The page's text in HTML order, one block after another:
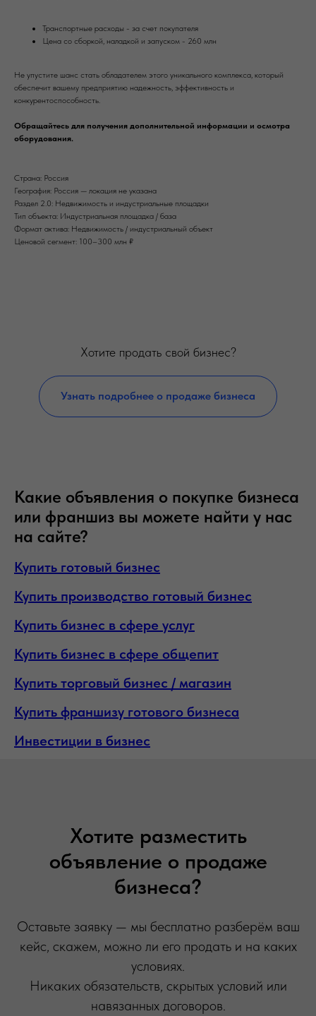
Транспортные расходы - за счет покупателя
Цена со сборкой, наладкой и запуском - 260 млн
Не упустите шанс стать обладателем этого уникального комплекса, который
обеспечит вашему предприятию надежность, эффективность и
конкурентоспособность.
Обращайтесь для получения дополнительной информации и осмотра
оборудования.
Страна: Россия
География: Россия — локация не указана
Раздел 2.0: Недвижимость и индустриальные площадки
Тип объекта: Индустриальная площадка / база
Формат актива: Недвижимость / индустриальный объект
Ценовой сегмент: 100–300 млн ₽
Хотите продать свой бизнес?
Узнать подробнее о продаже бизнеса
Какие объявления о покупке бизнеса
или франшиз вы можете найти у нас
на сайте?
Купить готовый бизнес
Купить производство готовый бизнес
Купить бизнес в сфере услуг
Купить бизнес в сфере общепит
Купить торговый бизнес / магазин
Купить франшизу готового бизнеса
Инвестиции в бизнес
Хотите разместить
объявление о продаже
бизнеса?
Оставьте заявку — мы бесплатно разберём ваш
кейс, скажем, можно ли его продать и на каких
условиях.
Никаких обязательств, скрытых условий или
навязанных договоров.